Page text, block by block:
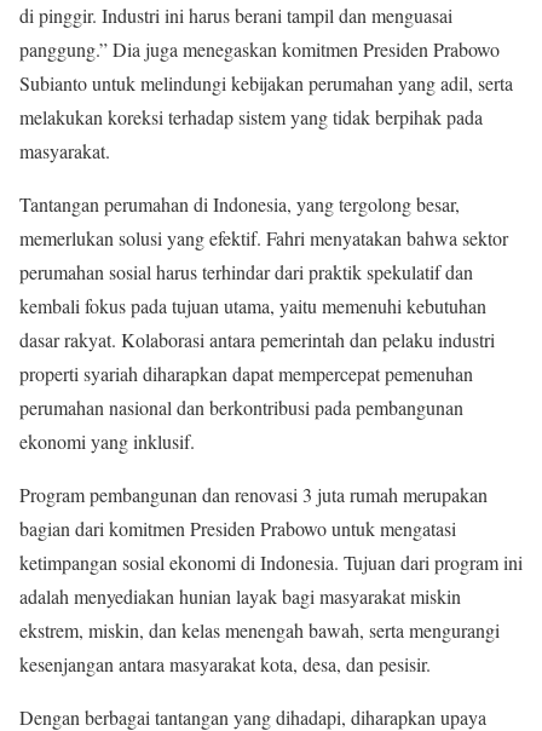
di pinggir. Industri ini harus berani tampil dan menguasai
panggung.” Dia juga menegaskan komitmen Presiden Prabowo
Subianto untuk melindungi kebijakan perumahan yang adil, serta
melakukan koreksi terhadap sistem yang tidak berpihak pada
masyarakat.
Tantangan perumahan di Indonesia, yang tergolong besar,
memerlukan solusi yang efektif. Fahri menyatakan bahwa sektor
perumahan sosial harus terhindar dari praktik spekulatif dan
kembali fokus pada tujuan utama, yaitu memenuhi kebutuhan
dasar rakyat. Kolaborasi antara pemerintah dan pelaku industri
properti syariah diharapkan dapat mempercepat pemenuhan
perumahan nasional dan berkontribusi pada pembangunan
ekonomi yang inklusif.
Program pembangunan dan renovasi 3 juta rumah merupakan
bagian dari komitmen Presiden Prabowo untuk mengatasi
ketimpangan sosial ekonomi di Indonesia. Tujuan dari program ini
adalah menyediakan hunian layak bagi masyarakat miskin
ekstrem, miskin, dan kelas menengah bawah, serta mengurangi
kesenjangan antara masyarakat kota, desa, dan pesisir.
Dengan berbagai tantangan yang dihadapi, diharapkan upaya